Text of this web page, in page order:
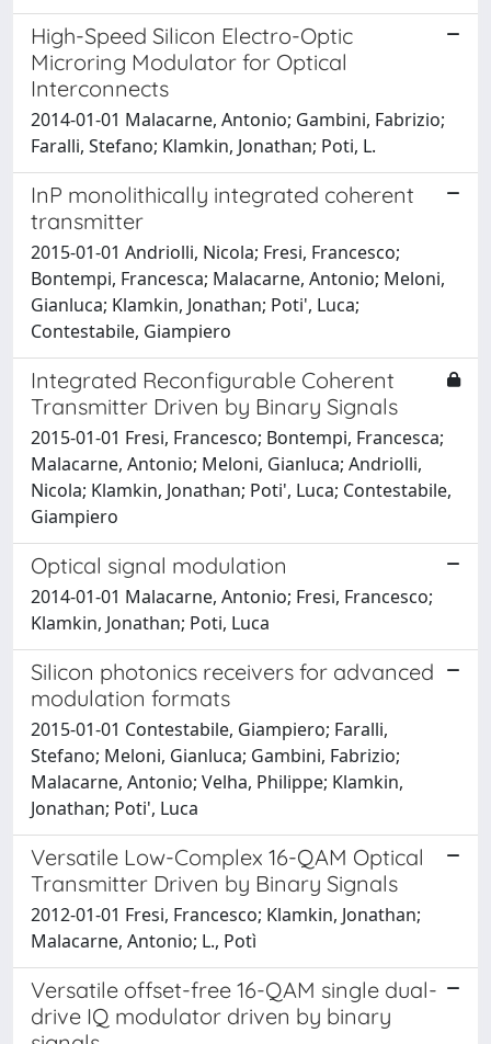
High-Speed Silicon Electro-Optic
Microring Modulator for Optical
Interconnects
2014-01-01 Malacarne, Antonio; Gambini, Fabrizio;
Faralli, Stefano; Klamkin, Jonathan; Poti, L.
InP monolithically integrated coherent
transmitter
2015-01-01 Andriolli, Nicola; Fresi, Francesco;
Bontempi, Francesca; Malacarne, Antonio; Meloni,
Gianluca; Klamkin, Jonathan; Poti', Luca;
Contestabile, Giampiero
Integrated Reconfigurable Coherent
Transmitter Driven by Binary Signals
2015-01-01 Fresi, Francesco; Bontempi, Francesca;
Malacarne, Antonio; Meloni, Gianluca; Andriolli,
Nicola; Klamkin, Jonathan; Poti', Luca; Contestabile,
Giampiero
Optical signal modulation
2014-01-01 Malacarne, Antonio; Fresi, Francesco;
Klamkin, Jonathan; Poti, Luca
Silicon photonics receivers for advanced
modulation formats
2015-01-01 Contestabile, Giampiero; Faralli,
Stefano; Meloni, Gianluca; Gambini, Fabrizio;
Malacarne, Antonio; Velha, Philippe; Klamkin,
Jonathan; Poti', Luca
Versatile Low-Complex 16-QAM Optical
Transmitter Driven by Binary Signals
2012-01-01 Fresi, Francesco; Klamkin, Jonathan;
Malacarne, Antonio; L., Potì
Versatile offset-free 16-QAM single dual-
drive IQ modulator driven by binary